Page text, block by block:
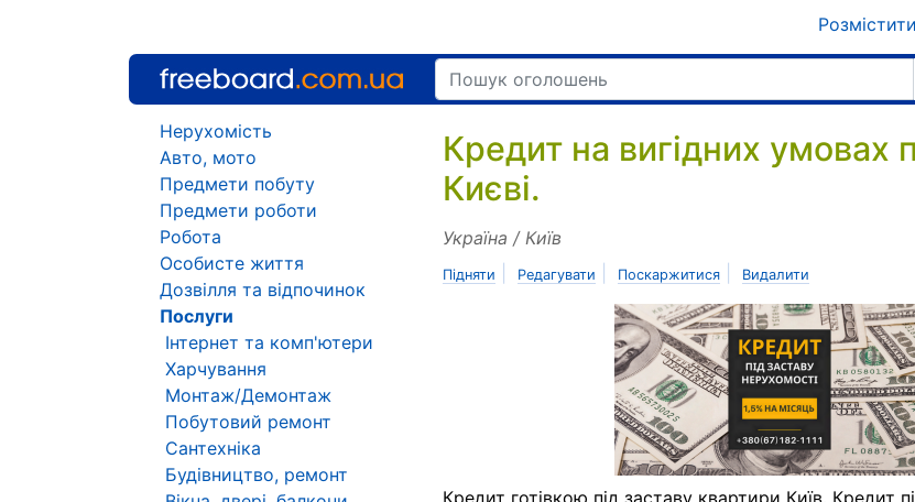
Кредит на вигідних умовах
Києві.
Україна / Київ
Підняти Редагувати Поскаржитися Видалити
Кредит готівкою під заставу квартири Київ. Кредит
Нерухомість
Авто, мото
Предмети побуту
Предмети роботи
Робота
Особисте життя
Дозвілля та відпочинок
Послуги
Інтернет та комп'ютери
Харчування
Монтаж/Демонтаж
Побутовий ремонт
Сантехніка
Будівництво, ремонт